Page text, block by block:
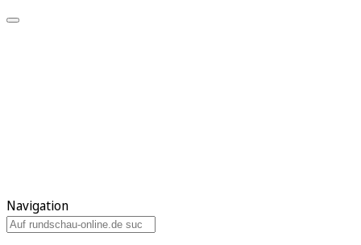
Navigation